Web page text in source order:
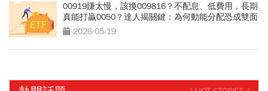
00919賺太慢，該換009816？不配息、低費用，長期
真能打贏0050？達人揭關鍵：為何動能分配恐成雙面
刃 2026-05-19